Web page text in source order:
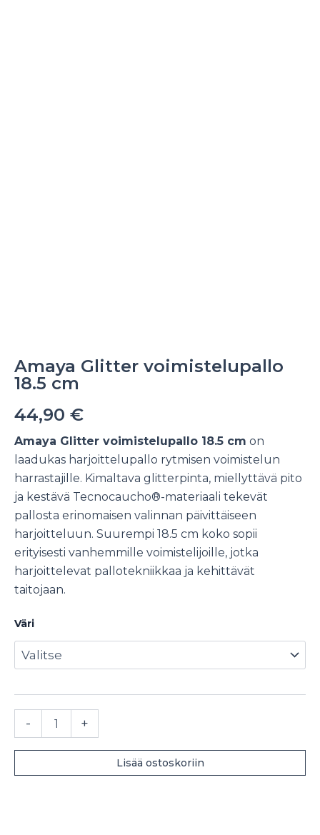
Amaya Glitter voimistelupallo
18.5 cm
44,90 €
Amaya Glitter voimistelupallo 18.5 cm on
laadukas harjoittelupallo rytmisen voimistelun
harrastajille. Kimaltava glitterpinta, miellyttävä pito
ja kestävä Tecnocaucho®-materiaali tekevät
pallosta erinomaisen valinnan päivittäiseen
harjoitteluun. Suurempi 18.5 cm koko sopii
erityisesti vanhemmille voimistelijoille, jotka
harjoittelevat pallotekniikkaa ja kehittävät
taitojaan.
Väri
-
cm
+
Lisää ostoskoriin